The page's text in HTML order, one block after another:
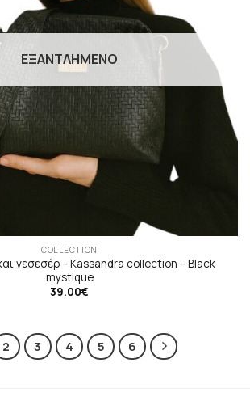
ΕΞΑΝΤΛΗΜΈΝΟ
COLLECTION
νεσεσέρ – Kassandra collection – Black
mystique
39.00€
2 3 4 5 6